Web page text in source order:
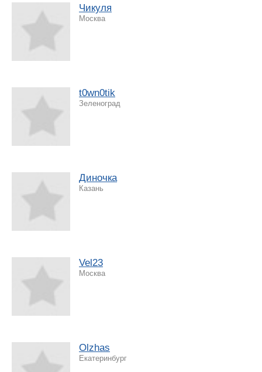
Чикуля
Москва
t0wn0tik
Зеленоград
Диночка
Казань
Vel23
Москва
Olzhas
Екатеринбург